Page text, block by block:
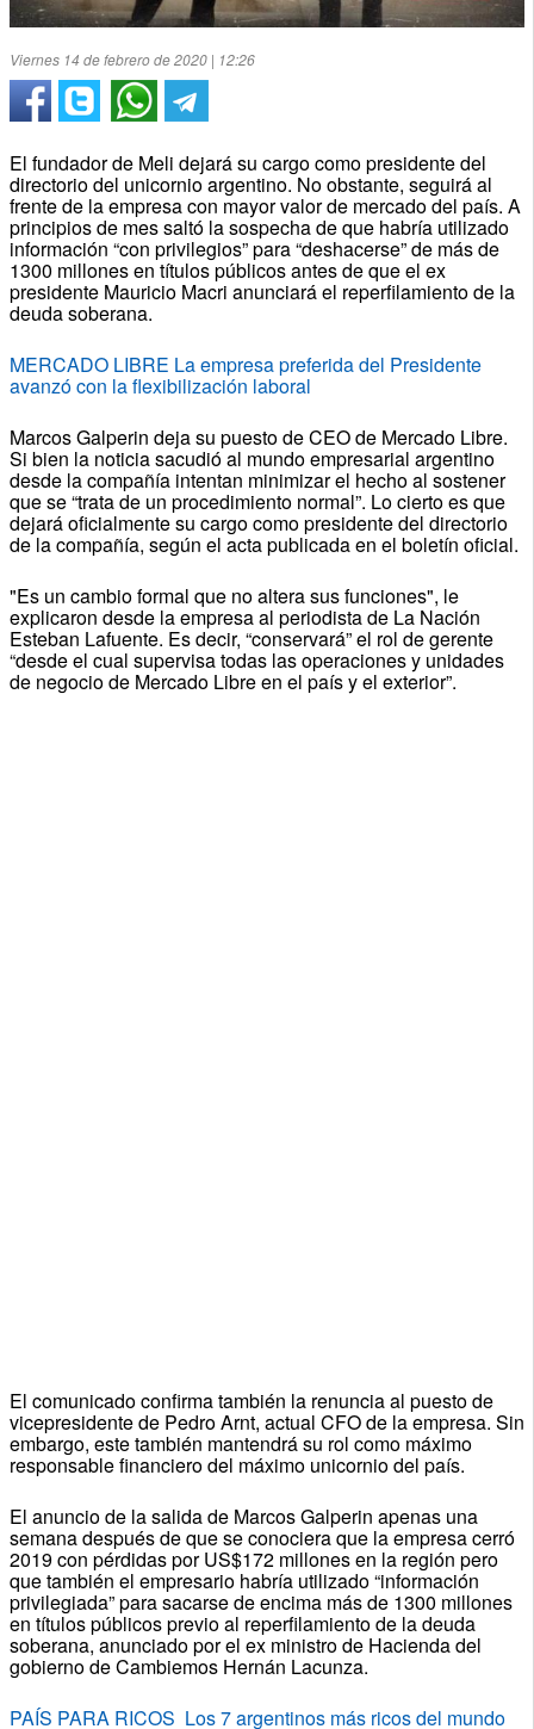
Viernes 14 de febrero de 2020 | 12:26
El fundador de Meli dejará su cargo como presidente del
directorio del unicornio argentino. No obstante, seguirá al
frente de la empresa con mayor valor de mercado del país. A
principios de mes saltó la sospecha de que habría utilizado
información “con privilegios” para “deshacerse” de más de
1300 millones en títulos públicos antes de que el ex
presidente Mauricio Macri anunciará el reperfilamiento de la
deuda soberana.
MERCADO LIBRE La empresa preferida del Presidente
avanzó con la flexibilización laboral
Marcos Galperin deja su puesto de CEO de Mercado Libre.
Si bien la noticia sacudió al mundo empresarial argentino
desde la compañía intentan minimizar el hecho al sostener
que se “trata de un procedimiento normal”. Lo cierto es que
dejará oficialmente su cargo como presidente del directorio
de la compañía, según el acta publicada en el boletín oficial.
"Es un cambio formal que no altera sus funciones", le
explicaron desde la empresa al periodista de La Nación
Esteban Lafuente. Es decir, “conservará” el rol de gerente
“desde el cual supervisa todas las operaciones y unidades
de negocio de Mercado Libre en el país y el exterior”.
El comunicado confirma también la renuncia al puesto de
vicepresidente de Pedro Arnt, actual CFO de la empresa. Sin
embargo, este también mantendrá su rol como máximo
responsable financiero del máximo unicornio del país.
El anuncio de la salida de Marcos Galperin apenas una
semana después de que se conociera que la empresa cerró
2019 con pérdidas por US$172 millones en la región pero
que también el empresario habría utilizado “información
privilegiada” para sacarse de encima más de 1300 millones
en títulos públicos previo al reperfilamiento de la deuda
soberana, anunciado por el ex ministro de Hacienda del
gobierno de Cambiemos Hernán Lacunza.
PAÍS PARA RICOS Los 7 argentinos más ricos del mundo